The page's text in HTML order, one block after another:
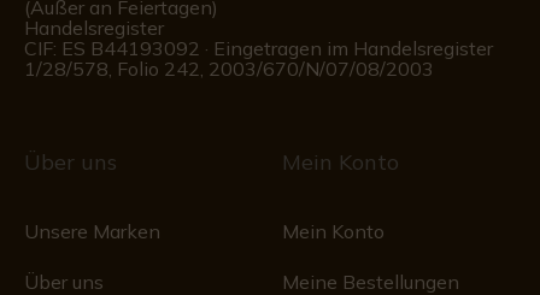
(Außer an Feiertagen)
Handelsregister
CIF: ES B44193092 · Eingetragen im Handelsregister
1/28/578, Folio 242, 2003/670/N/07/08/2003
Über uns
Unsere Marken
Über uns
Mein Konto
Mein Konto
Meine Bestellungen